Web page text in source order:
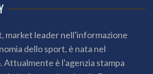
market leader nell'informazione
dello sport, è nata nel
Attualmente è l'agenzia stampa